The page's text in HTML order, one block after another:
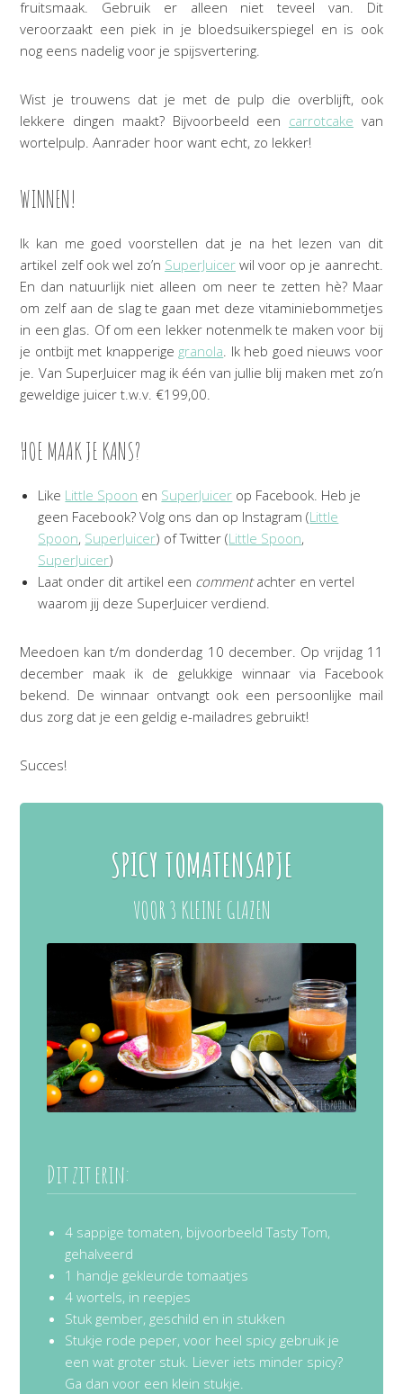
fruitsmaak. Gebruik er alleen niet teveel van. Dit
veroorzaakt een piek in je bloedsuikerspiegel en is ook
nog eens nadelig voor je spijsvertering.
Wist je trouwens dat je met de pulp die overblijft, ook
lekkere dingen maakt? Bijvoorbeeld een carrotcake van
wortelpulp. Aanrader hoor want echt, zo lekker!
WINNEN!
Ik kan me goed voorstellen dat je na het lezen van dit
artikel zelf ook wel zo’n SuperJuicer wil voor op je aanrecht.
En dan natuurlijk niet alleen om neer te zetten hè? Maar
om zelf aan de slag te gaan met deze vitaminiebommetjes
in een glas. Of om een lekker notenmelk te maken voor bij
je ontbijt met knapperige granola. Ik heb goed nieuws voor
je. Van SuperJuicer mag ik één van jullie blij maken met zo’n
geweldige juicer t.w.v. €199,00.
HOE MAAK JE KANS?
Like Little Spoon en SuperJuicer op Facebook. Heb je
geen Facebook? Volg ons dan op Instagram (Little
Spoon, SuperJuicer) of Twitter (Little Spoon,
SuperJuicer)
Laat onder dit artikel een commentachter en vertel
waarom jij deze SuperJuicer verdiend.
Meedoen kan t/m donderdag 10 december. Op vrijdag 11
december maak ik de gelukkige winnaar via Facebook
bekend. De winnaar ontvangt ook een persoonlijke mail
dus zorg dat je een geldig e-mailadres gebruikt!
Succes!
SPICY TOMATENSAPJE
VOOR 3 KLEINE GLAZEN
Dit zit erin:
4 sappige tomaten, bijvoorbeeld Tasty Tom,
gehalveerd
1 handje gekleurde tomaatjes
4 wortels, in reepjes
Stuk gember, geschild en in stukken
Stukje rode peper, voor heel spicy gebruik je
een wat groter stuk. Liever iets minder spicy?
Ga dan voor een klein stukje.